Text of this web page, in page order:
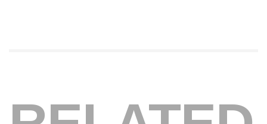
Accastillage bateau,Accessoires bateaux